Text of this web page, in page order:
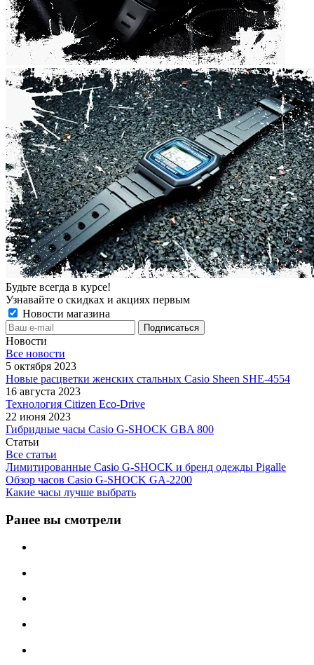
Будьте всегда в курсе!
Узнавайте о скидках и акциях первым
Новости магазина
Новости
Все новости
5 октября 2023
Новые расцветки женских стальных Casio Sheen SHE-4554
16 августа 2023
Технология Citizen Eco-Drive
22 июня 2023
Гибридные часы Casio G-SHOCK GBA 800
Статьи
Все статьи
Лимитированные Casio G-SHOCK и бренд одежды Pigalle
Обзор часов Casio G-SHOCK GA-2200
Какие часы лучше выбрать
Ранее вы смотрели